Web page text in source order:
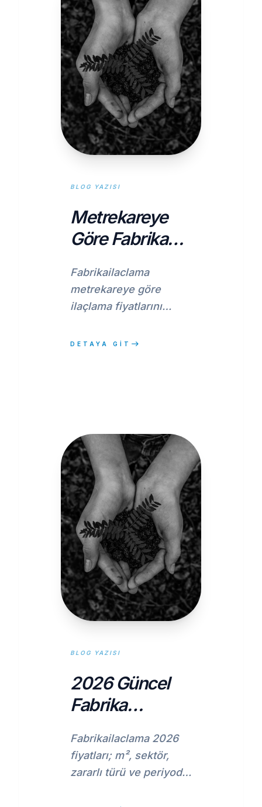
BLOG YAZISI
Metrekareye
Göre Fabrika
Fiyatları
Fabrikailaclama
metrekareye göre
ilaçlama fiyatlarını
örnek aralıklar, tablo ve
DETAYA GİT east
BLOG YAZISI
2026 Güncel
Fabrika
Rehberi ve
Hizmet
Fabrikailaclama 2026
fiyatları; m², sektör,
zararlı türü ve periyodik